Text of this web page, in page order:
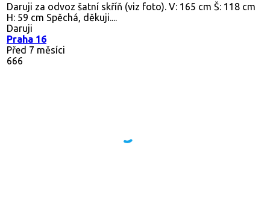
Daruji za odvoz šatní skříň (viz foto). V: 165 cm Š: 118 cm
H: 59 cm Spěchá, děkuji....
Daruji
Praha 16
Před 7 měsíci
666